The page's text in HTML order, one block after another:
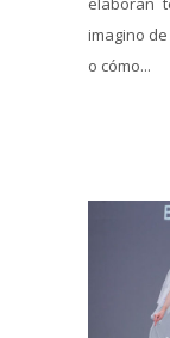
imagino
o cómo...